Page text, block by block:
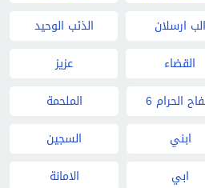
الب ارسلان
الذئب الوحيد
القضاء
عزيز
الحرام 6
الملحمة
ابني
السجين
ابي
الامانة